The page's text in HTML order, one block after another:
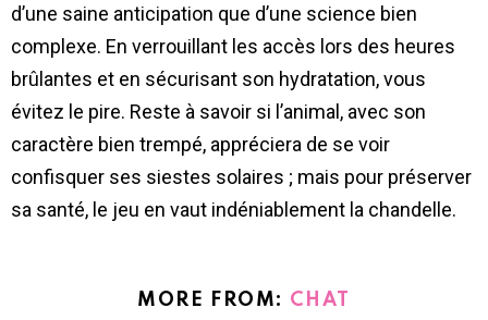
d’une saine anticipation que d’une science bien
complexe. En verrouillant les accès lors des heures
brûlantes et en sécurisant son hydratation, vous
évitez le pire. Reste à savoir si l’animal, avec son
caractère bien trempé, appréciera de se voir
confisquer ses siestes solaires ; mais pour préserver
sa santé, le jeu en vaut indéniablement la chandelle.
MORE FROM: CHAT